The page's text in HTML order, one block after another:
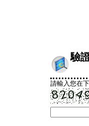
驗
請輸入您在